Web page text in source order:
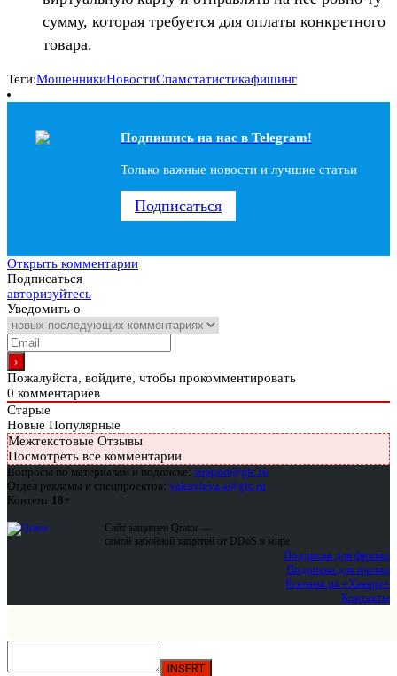
сумму, которая требуется для оплаты конкретного
товара.
Теги:МошенникиНовостиСпамстатистикафишинг
Подпишись на наc в Telegram!
Только важные новости и лучшие статьи
Подписаться
Открыть комментарии
Подписаться
авторизуйтесь
Уведомить о
Пожалуйста, войдите, чтобы прокомментировать
0 комментариев
Старые
Новые Популярные
Межтекстовые Отзывы
Посмотреть все комментарии
Вопросы по материалам и подписке: support@glc.ru
Отдел рекламы и спецпроектов: yakovleva.a@glc.ru
Контент 18+
Сайт защищен Qrator —
самой забойной защитой от DDoS в мире
Подписка для физлиц
Подписка для юрлиц
Реклама на «Хакере»
Контакты
INSERT